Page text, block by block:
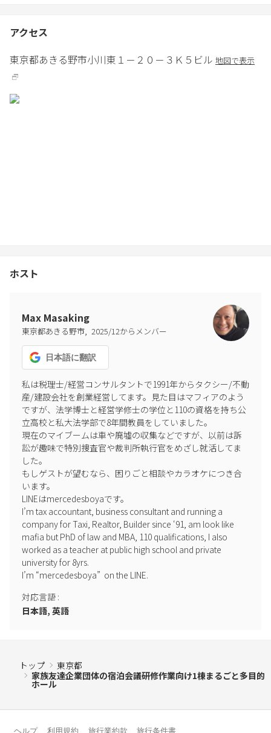
堂には会議用のテーブルとチェアが、奥には飯場長室があり繋げ
・敷地内駐車は通常2台、腕がよければ3台とめられます。
・向かいには大型パチンコ店があり、多摩川まで歩いて数分、睦
知らない謎につつまれた「くじら池」を探索可。知る人ぞ知る外
アクセス
東京都あきる野市小川東１－２０－３ Ｋ５ビル 地図で表示
ホスト
Max Masaking
東京都あきる野市, 2025/12からメンバー
日本語に翻訳
私は税理士/経営コンサルタントで1991年からタクシー/不動
産/建設会社を創業経営してます。見た目はマフィアのよう
ですが、法学博士と経営学修士の学位と110の資格を持ち公
立高校と私大法学部で8年間教員をしていました。
現在のマイブームは車や廃墟の収集などですが、以前は訴
訟が趣味で特別捜査官や裁判所執行官をめざし就活してま
した。
もしゲストが望むなら、困りごと相談やカラオケにつき合
います。
LINEはmercedesboyaです。
I’m tax accountant, business consultant and running a
company for Taxi, Realtor, Builder since ‘91, am look like
mafia but PhD of law and MBA, 110 qualifications, I also
worked as a teacher at public high school and private
university for 8yrs.
I’m “mercedesboya”  on the LINE.
対応言語 :
日本語, 英語
トップ
東京都
家族友達企業団体の宿泊会議研修作業向け1棟まるごと多目的
ホール
ヘルプ 利用規約 旅行業約款 旅行条件書